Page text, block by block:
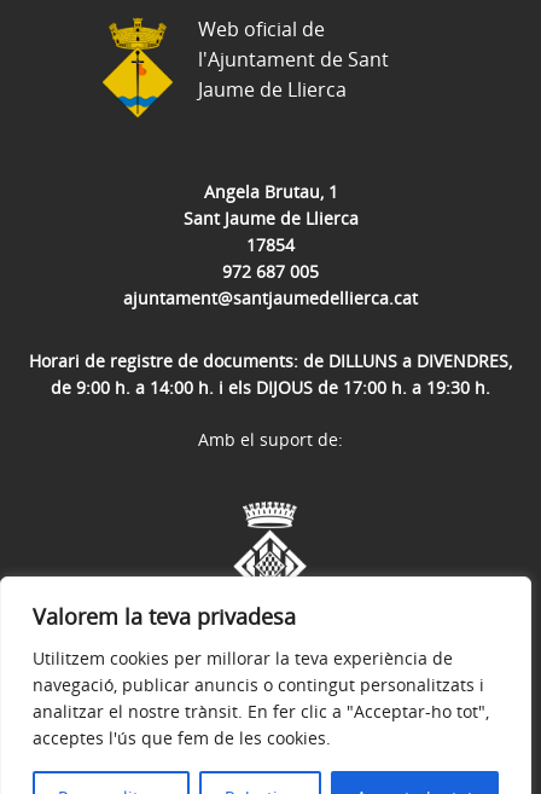
Valorem la teva privadesa
Utilitzem cookies per millorar la teva experiència de
navegació, publicar anuncis o contingut personalitzats i
analitzar el nostre trànsit. En fer clic a "Acceptar-ho tot",
acceptes l'ús que fem de les cookies.
Angela Brutau, 1
Sant Jaume de Llierca
17854
972 687 005
ajuntament@santjaumedellierca.cat
Horari de registre de documents: de DILLUNS a DIVENDRES,
de 9:00 h. a 14:00 h. i els DIJOUS de 17:00 h. a 19:30 h.
Web oficial de
l'Ajuntament de Sant
Jaume de Llierca
Avís legal Política de privacitat
© 2026
Amb el suport de: